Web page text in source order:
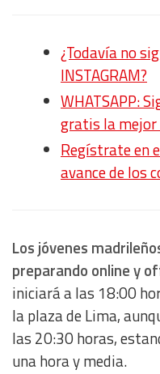
¿Todavía no
INSTAGRAM?
WHATSAPP:
gratis la
Regístrate en
avance de los
Los jóvenes
preparando online y
iniciará a las 18:00
la plaza de Lima,
las 20:30 horas,
una hora y media.